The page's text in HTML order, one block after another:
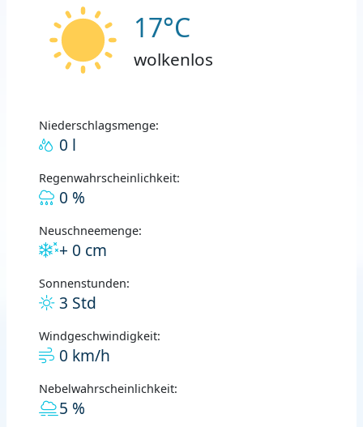
17°C
wolkenlos
Niederschlagsmenge:
0 l
Regenwahrscheinlichkeit:
0 %
Neuschneemenge:
+ 0 cm
Sonnenstunden:
3 Std
Windgeschwindigkeit:
0 km/h
Nebelwahrscheinlichkeit:
5 %